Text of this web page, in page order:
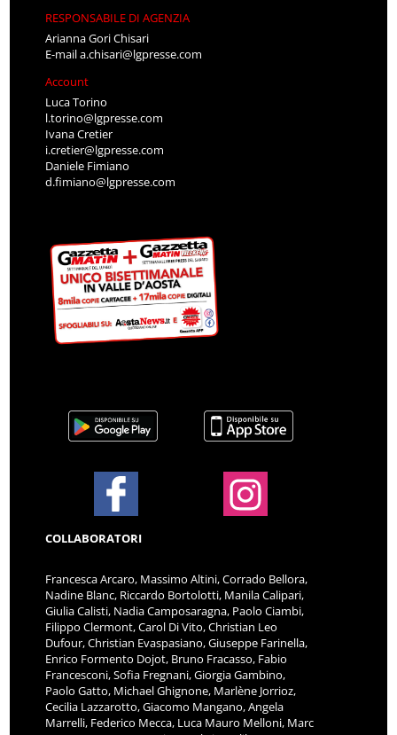
RESPONSABILE DI AGENZIA
Arianna Gori Chisari
E-maila.chisari@lgpresse.com
Account
Luca Torino
l.torino@lgpresse.com
Ivana Cretier
i.cretier@lgpresse.com
Daniele Fimiano
d.fimiano@lgpresse.com
COLLABORATORI
Francesca Arcaro, Massimo Altini, Corrado Bellora,
Nadine Blanc, Riccardo Bortolotti, Manila Calipari,
Giulia Calisti, Nadia Camposaragna, Paolo Ciambi,
Filippo Clermont, Carol Di Vito, Christian Leo
Dufour, Christian Evaspasiano, Giuseppe Farinella,
Enrico Formento Dojot, Bruno Fracasso, Fabio
Francesconi, Sofia Fregnani, Giorgia Gambino,
Paolo Gatto, Michael Ghignone, Marlène Jorrioz,
Cecilia Lazzarotto, Giacomo Mangano, Angela
Marrelli, Federico Mecca, Luca Mauro Melloni, Marc